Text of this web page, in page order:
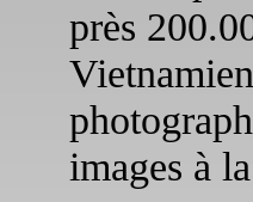
près
images à